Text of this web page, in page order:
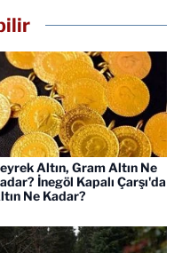
Altın, Gram Altın Ne
İnegöl Kapalı Çarşı'da
Ne Kadar?